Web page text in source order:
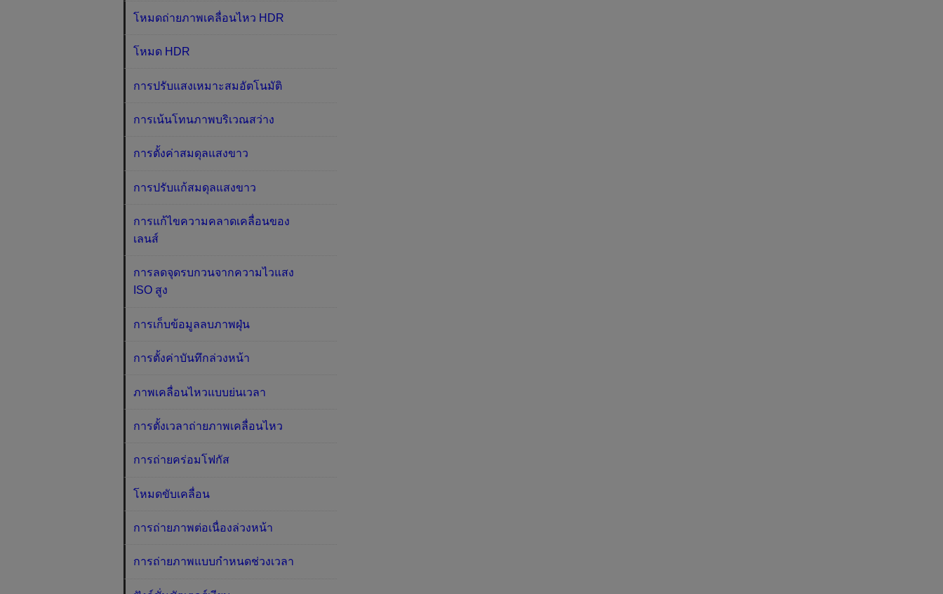
โหมดถ่ายภาพเคลื่อนไหว HDR
โหมด HDR
การปรับแสงเหมาะสมอัตโนมัติ
การเน้นโทนภาพบริเวณสว่าง
การตั้งค่าสมดุลแสงขาว
การปรับแก้สมดุลแสงขาว
การแก้ไขความคลาดเคลื่อนของ
เลนส์
การลดจุดรบกวนจากความไวแสง
ISO สูง
การเก็บข้อมูลลบภาพฝุ่น
การตั้งค่าบันทึกล่วงหน้า
ภาพเคลื่อนไหวแบบย่นเวลา
การตั้งเวลาถ่ายภาพเคลื่อนไหว
การถ่ายคร่อมโฟกัส
โหมดขับเคลื่อน
การถ่ายภาพต่อเนื่องล่วงหน้า
การถ่ายภาพแบบกำหนดช่วงเวลา